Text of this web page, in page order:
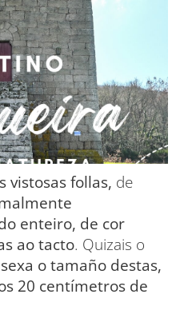
vistosas follas, de
enteiro, de cor
ao tacto. Quizais o
o tamaño destas,
20 centímetros de